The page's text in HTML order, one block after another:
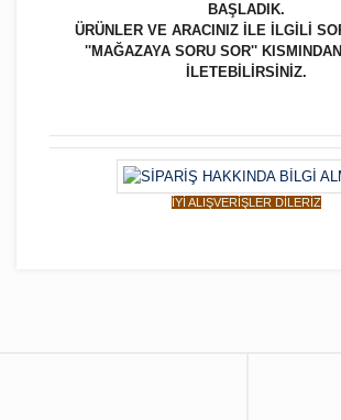
BAŞLADIK.
ÜRÜNLER VE ARACINIZ İLE İLGİLİ
''MAĞAZAYA SORU SOR''
İLETEBİLİRSİNİZ.
İYİ ALIŞVERİŞLER DİLERİZ